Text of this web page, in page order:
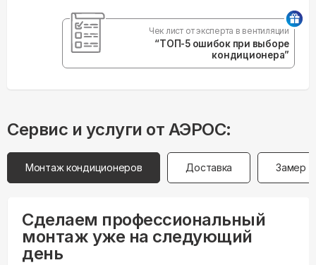
Чек лист от эксперта в вентиляции
“ТОП-5 ошибок при выборе
кондиционера”
Сервис и услуги от АЭРОС:
Монтаж кондиционеров Доставка Замер
Сделаем профессиональный
монтаж уже на следующий
день